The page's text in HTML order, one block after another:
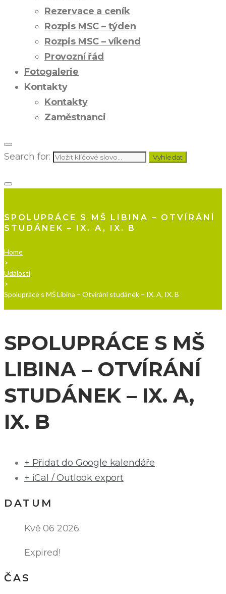
Rezervace a ceník
Rozpis MSC – týden
Rozpis MSC – víkend
Provozní řád
Fotogalerie
Kontakty
Kontakty
Zaměstnanci
Search for: Vyhledat
SPOLUPRÁCE S MŠ LIBINA – OTVÍRÁNÍ
STUDÁNEK – IX. A, IX. B
Home
>
Události
>
Spolupráce s MŠ Libina – Otvírání studánek – IX. A, IX. B
SPOLUPRÁCE S MŠ
LIBINA – OTVÍRÁNÍ
STUDÁNEK – IX. A,
IX. B
+ Přidat do Google kalendáře
+ iCal / Outlook export
DATUM
Kvě 06 2026
Expired!
ČAS